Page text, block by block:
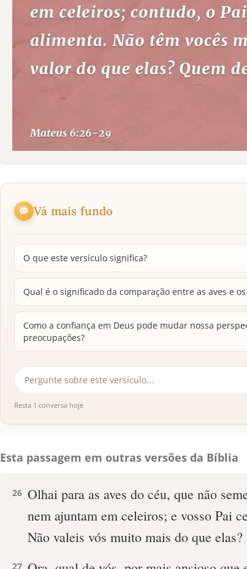
Vá mais fundo
O que este versículo significa?
Qual é o significado da comparação entre as aves e
Como a confiança em Deus pode mudar nossa
preocupações?
Resta 1 conversa hoje
Esta passagem em outras versões da Bíblia
26 Olhai para as aves do céu, que não
nem ajuntam em celeiros; e vosso Pai
Não valeis vós muito mais do que elas?
27